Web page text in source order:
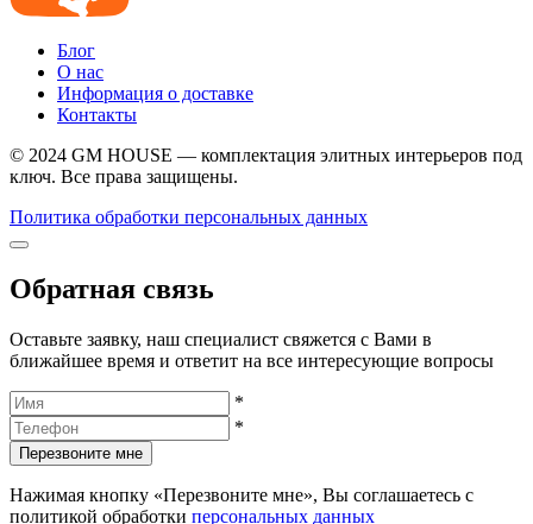
Блог
О нас
Информация о доставке
Контакты
© 2024 GM HOUSE — комплектация элитных интерьеров под
ключ. Все права защищены.
Политика обработки персональных данных
Обратная связь
Оставьте заявку, наш специалист свяжется с Вами в
ближайшее время и ответит на все интересующие вопросы
*
*
Перезвоните мне
Нажимая кнопку «Перезвоните мне», Вы соглашаетесь с
политикой обработки персональных данных